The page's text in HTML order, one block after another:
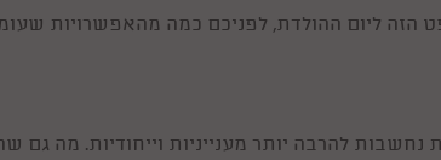
הזה ליום ההולדת, לפניכם כמה מהאפשרויות
נחשבות להרבה יותר מענייניות וייחודיות. מה